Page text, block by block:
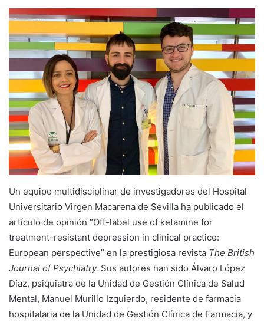
Un equipo multidisciplinar de investigadores del Hospital
Universitario Virgen Macarena de Sevilla ha publicado el
artículo de opinión “Off-label use of ketamine for
treatment-resistant depression in clinical practice:
European perspective” en la prestigiosa revista The British
Journal of Psychiatry. Sus autores han sido Álvaro López
Díaz, psiquiatra de la Unidad de Gestión Clínica de Salud
Mental, Manuel Murillo Izquierdo, residente de farmacia
hospitalaria de la Unidad de Gestión Clínica de Farmacia, y